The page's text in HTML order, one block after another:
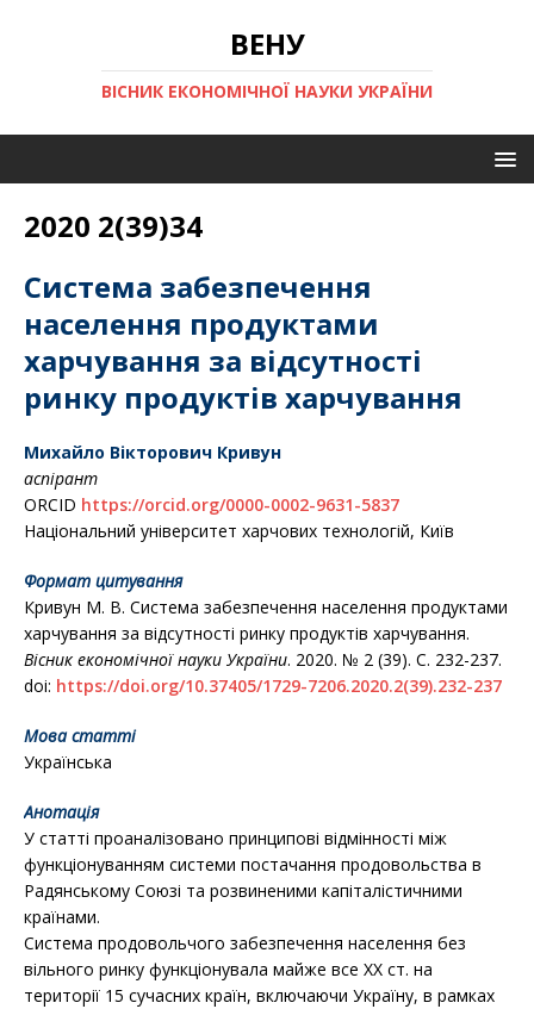
ВЕНУ
ВІСНИК ЕКОНОМІЧНОЇ НАУКИ УКРАЇНИ
2020 2(39)34
Система забезпечення
населення продуктами
харчування за відсутності
ринку продуктів харчування
Михайло Вікторович Кривун
аспірант
ORCID https://orcid.org/0000-0002-9631-5837
Національний університет харчових технологій, Київ
Формат цитування
Кривун М. В. Система забезпечення населення продуктами
харчування за відсутності ринку продуктів харчування.
Вісник економічної науки України. 2020. № 2 (39). С. 232-237.
doi: https://doi.org/10.37405/1729-7206.2020.2(39).232-237
Мова статті
Українська
Анотація
У статті проаналізовано принципові відмінності між
функціонуванням системи постачання продовольства в
Радянському Союзі та розвиненими капіталістичними
країнами.
Система продовольчого забезпечення населення без
вільного ринку функціонувала майже все ХХ ст. на
території 15 сучасних країн, включаючи Україну, в рамках